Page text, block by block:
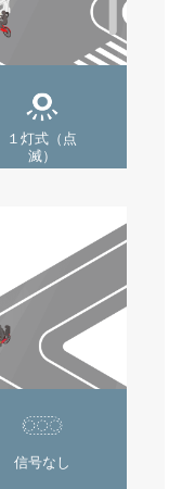
１灯式（点
滅）
信号なし